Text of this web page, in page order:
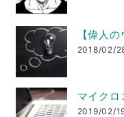
【偉人
2018/02/
マイクロ
2019/02/